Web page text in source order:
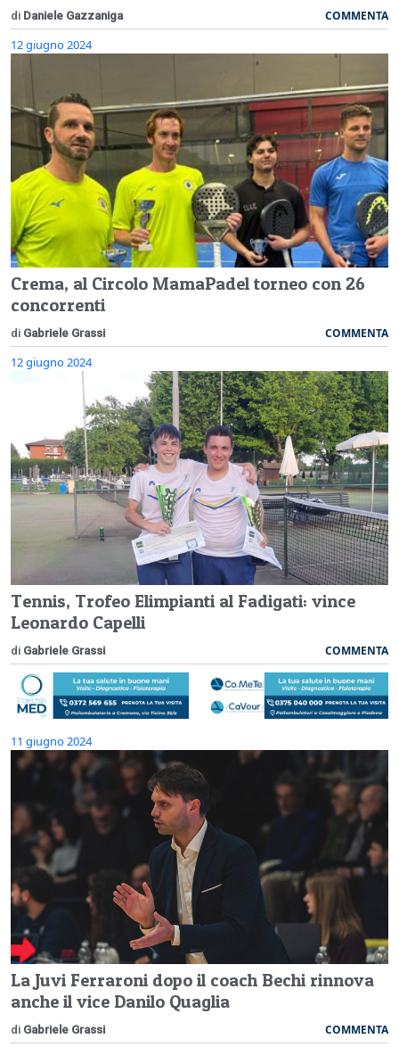
di Daniele Gazzaniga COMMENTA
12 giugno 2024
Crema, al Circolo MamaPadel torneo con 26
concorrenti
di Gabriele Grassi COMMENTA
12 giugno 2024
Tennis, Trofeo Elimpianti al Fadigati: vince
Leonardo Capelli
di Gabriele Grassi COMMENTA
11 giugno 2024
La Juvi Ferraroni dopo il coach Bechi rinnova
anche il vice Danilo Quaglia
di Gabriele Grassi COMMENTA